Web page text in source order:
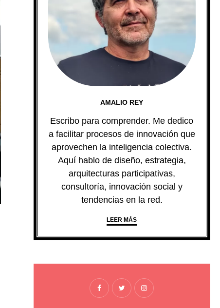
AMALIO REY
Escribo para comprender. Me dedico
a facilitar procesos de innovación que
aprovechen la inteligencia colectiva.
Aquí hablo de diseño, estrategia,
arquitecturas participativas,
consultoría, innovación social y
tendencias en la red.
LEER MÁS